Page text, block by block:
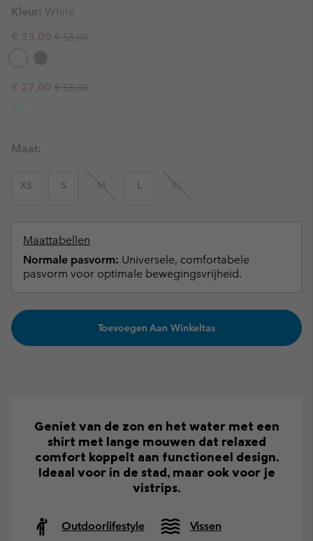
Kleur: White
Sale price:
€ 33,00 Regular price:
€ 55,00
Sale price:
€ 27,00 Regular price:
€ 55,00
Maat:
XS S M L XL
Maattabellen
Normale pasvorm: Universele, comfortabele
pasvorm voor optimale bewegingsvrijheid.
Toevoegen Aan Winkeltas
Geniet van de zon en het water met een
shirt met lange mouwen dat relaxed
comfort koppelt aan functioneel design.
Ideaal voor in de stad, maar ook voor je
vistrips.
Outdoorlifestyle Vissen